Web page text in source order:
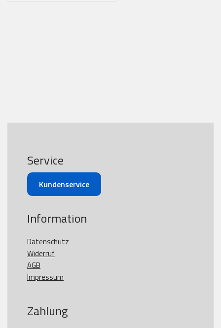
Service
Kundenservice
Information
Datenschutz
Widerruf
AGB
Impressum
Zahlung